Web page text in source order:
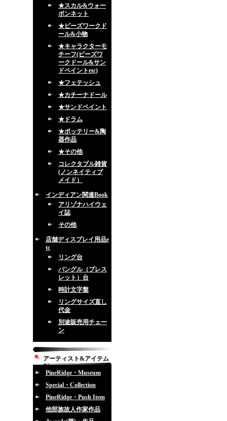
★スカル&ウォー
ボンネット
★ビーズワークド
ール&小物
★キャラクターモ
チーフ(ビーズワ
ークドール&サン
ドペイントetc)
★フェテッシュ
★カチーナドール
★サンドペイント
★ドラム
★ポッテリー&陶
器作品
★その他
コレクタブル雑貨
(ノンネイティブ
メイド）
インディアン関連Book
アリゾナハイウェ
イ誌
その他
店舗ディスプレイ用品e
tc
リング台
バングル（ブレス
レット）台
時計文字盤
リングサイズ直し
代金
別途販売用チェー
ン
アーティスト&アイテム
別
PineRidge・Museum
Special・Collection
PineRidge・Push Item
他部族故人作家作品